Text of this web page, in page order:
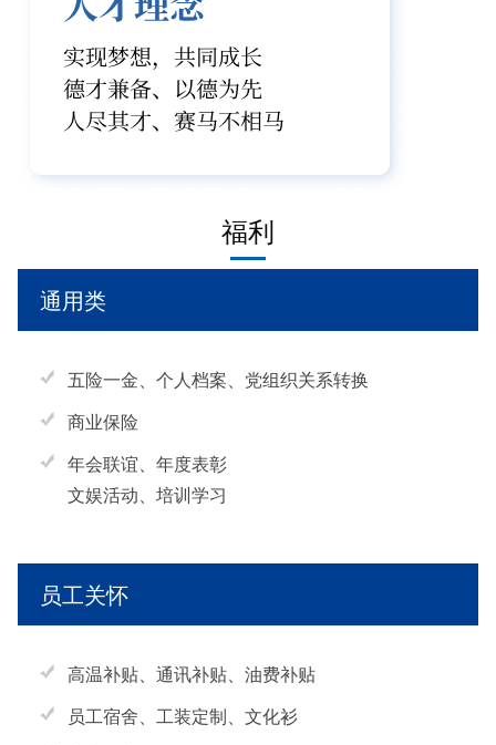
福利
通用类
五险一金、个人档案、党组织关系转换
商业保险
年会联谊、年度表彰
文娱活动、培训学习
员工关怀
高温补贴、通讯补贴、油费补贴
员工宿舍、工装定制、文化衫